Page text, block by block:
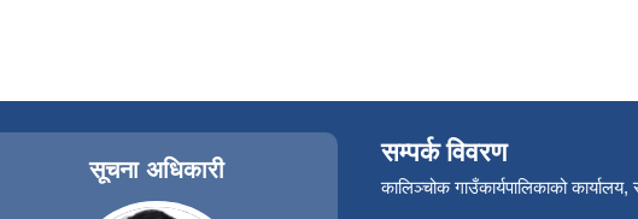
सूचना अधिकारी
सम्पर्क विवरण
कालिञ्चोक गाउँकार्यपालिकाको